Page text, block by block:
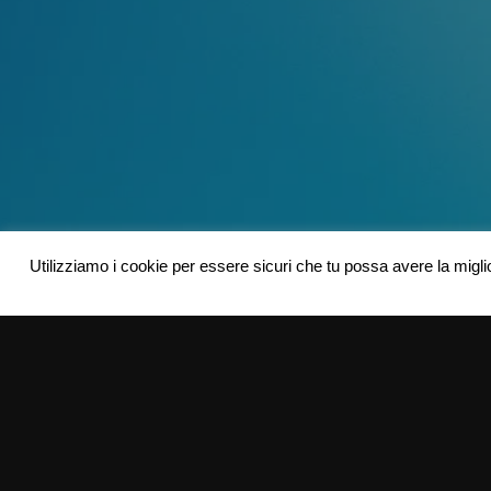
Utilizziamo i cookie per essere sicuri che tu possa avere la